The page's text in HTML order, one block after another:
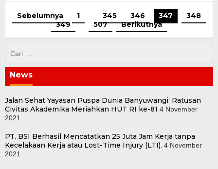
Sebelumnya 1 345 346 347
348
349
… 507 Berikutnya
untuk:
News
Jalan Sehat Yayasan Puspa Dunia Banyuwangi: Ratusan
Civitas Akademika Meriahkan HUT RI ke-81 4 November
2021
PT. BSI Berhasil Mencatatkan 25 Juta Jam Kerja tanpa
Kecelakaan Kerja atau Lost-Time Injury (LTI). 4 November
2021